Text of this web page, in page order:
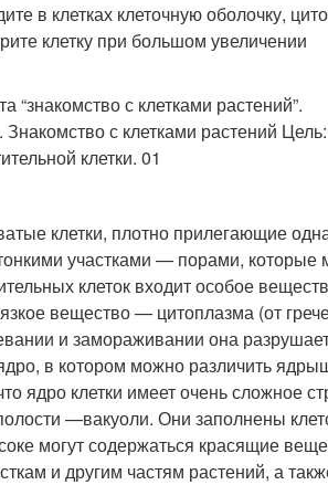
в клетках клеточную оболочку,
клетку при большом увеличении
клетки, плотно прилегающие
участками — порами, которые
клеток входит особое
вещество — цитоплазма (от
и замораживании она
в котором можно различить
ядро клетки имеет очень сложное
—вакуоли. Они заполнены
могут содержаться красящие
и другим частям растений, а